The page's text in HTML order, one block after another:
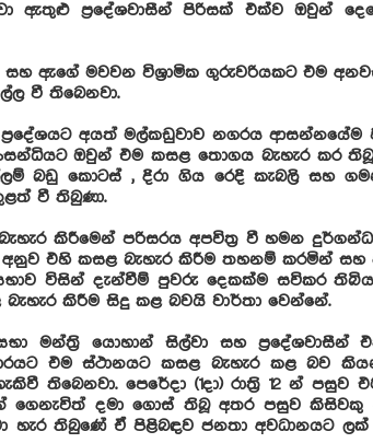
ඇතුළු ප්‍රදේශවාසීන් පිරිසක් එක්ව ඔවුන්
ඇගේ මවවන විශ්‍රාමික ගුරුවරියකට එම
වී තිබෙනවා.
ප්‍රදේශයට අයත් මල්කඩුවාව නගරය
ඔවුන් එම කසළ තොගය බැහැර කර
බඩු කොටස් , දිරා ගිය රෙදි කැබලි සහ
වී තිබුණා.
කිරීමෙන් පරිසරය අපවිත්‍ර වී හමන
අනුව එහි කසළ බැහැර කිරීම තහනම් කරමින් සහ
විසින් දැන්වීම් පුවරු දෙකක්ම සවිකර
කිරීම සිදු කළ බවයි වාර්තා වෙන්නේ.
මන්ත්‍රි යොහාන් සිල්වා සහ ප්‍රදේශවාසීන්
එම ස්ථානයට කසළ බැහැර කළ බව
තිබෙනවා. පෙරේදා (1දා) රාත්‍රි 12 න්
ගෙනැවිත් දමා ගොස් තිබූ අතර පසුව
හැර තිබුණේ ඒ පිළිබඳව ජනතා අවධානයට